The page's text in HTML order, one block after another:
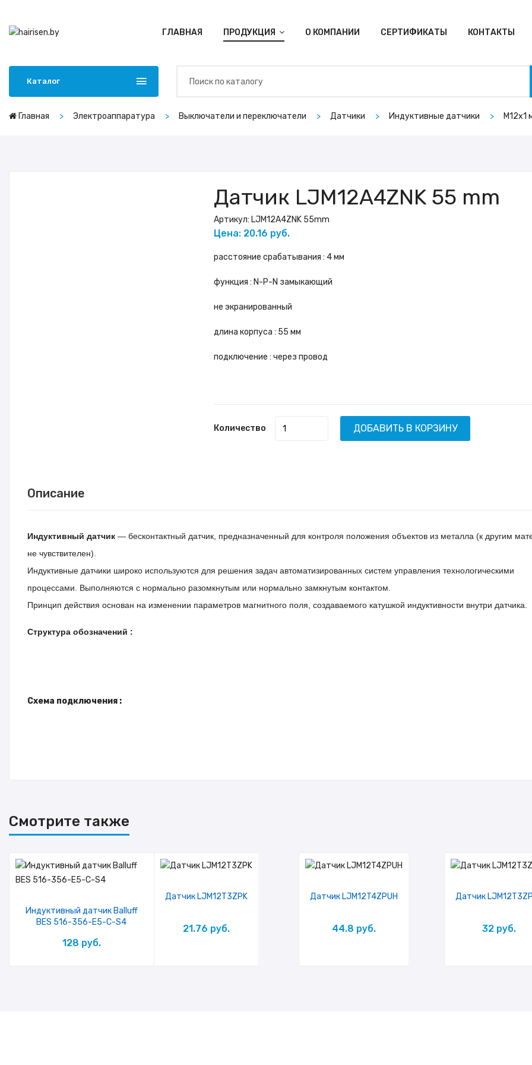
ГЛАВНАЯ ПРОДУКЦИЯ О КОМПАНИИ СЕРТИФИКАТЫ КОНТАКТЫ
Каталог
Главная Электроаппаратура Выключатели и переключатели Датчики Индуктивные датчики M12х1
Датчик LJM12A4ZNK 55 mm
Артикул: LJM12A4ZNK 55mm
Цена: 20.16 руб.
расстояние срабатывания : 4 мм
функция : N-P-N замыкающий
не экранированный
длина корпуса : 55 мм
подключение : через провод
Количество ДОБАВИТЬ В КОРЗИНУ
Описание
Индуктивный датчик — бесконтактный датчик, предназначенный для контроля положения объектов из металла (к другим
не чувствителен).
Индуктивные датчики широко используются для решения задач автоматизированных систем управления технологическими
процессами. Выполняются с нормально разомкнутым или нормально замкнутым контактом.
Принцип действия основан на изменении параметров магнитного поля, создаваемого катушкой индуктивности внутри датчика.
Структура обозначений :
Схема подключения :
Смотрите также
Индуктивный датчик Balluff
BES 516-356-E5-C-S4
128 руб.
Датчик LJM12T3ZPK
21.76 руб.
Датчик LJM12T4ZPUH
44.8 руб.
Датчик
32 руб.